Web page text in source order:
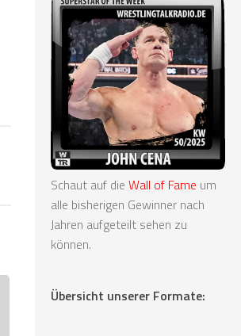
Schaut auf die Wall of Fame um
alle bisherigen Gewinner nach
Jahren aufgeteilt sehen zu
können.
Übersicht unserer Formate: